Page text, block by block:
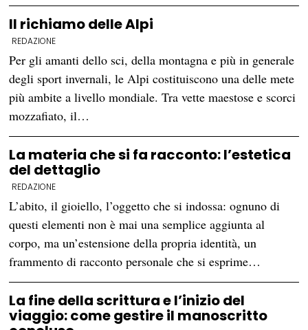
Il richiamo delle Alpi
REDAZIONE
Per gli amanti dello sci, della montagna e più in generale
degli sport invernali, le Alpi costituiscono una delle mete
più ambite a livello mondiale. Tra vette maestose e scorci
mozzafiato, il…
La materia che si fa racconto: l’estetica
del dettaglio
REDAZIONE
L’abito, il gioiello, l’oggetto che si indossa: ognuno di
questi elementi non è mai una semplice aggiunta al
corpo, ma un’estensione della propria identità, un
frammento di racconto personale che si esprime…
La fine della scrittura e l’inizio del
viaggio: come gestire il manoscritto